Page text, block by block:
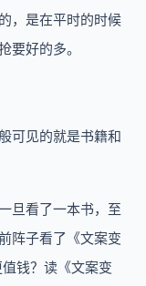
，是在平时的时候
要好的多。
可见的就是书籍和
旦看了一本书，至
阵子看了《文案变
钱？读《文案变